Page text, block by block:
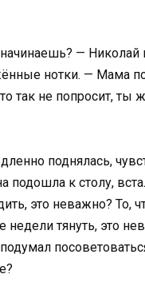
—
нотки. — Мама
так не попросит, ты
поднялась,
подошла к столу,
это неважно?
тянуть, это